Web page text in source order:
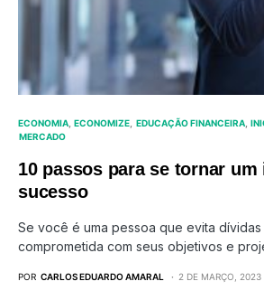
ECONOMIA ECONOMIZE EDUCAÇÃO FINANCEIRA
MERCADO
10 passos para se tornar
sucesso
Se você é uma pessoa que evita
comprometida com seus objetivos e
POR CARLOS EDUARDO AMARAL 2 DE MARÇO, 2023